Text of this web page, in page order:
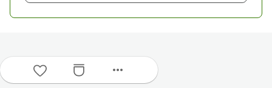
more_horiz